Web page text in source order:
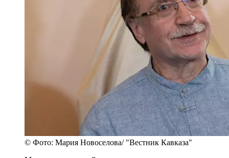
© Фото: Мария Новоселова/ "Вестник Кавказа"